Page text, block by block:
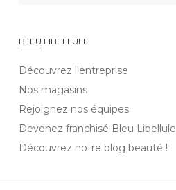
BLEU LIBELLULE
Découvrez l'entreprise
Nos magasins
Rejoignez nos équipes
Devenez franchisé Bleu Libellule
Découvrez notre blog beauté !